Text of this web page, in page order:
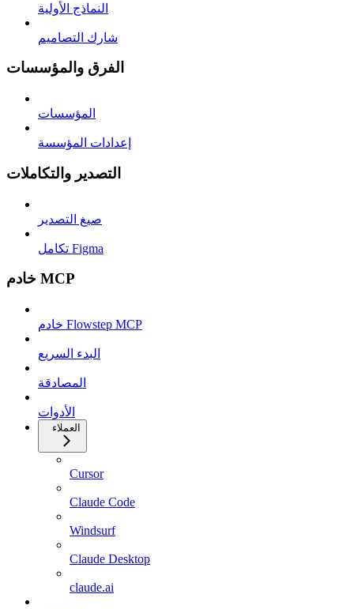
النماذج الأولية
شارك التصاميم
الفرق والمؤسسات
المؤسسات
إعدادات المؤسسة
التصدير والتكاملات
صيغ التصدير
تكامل Figma
خادم MCP
خادم Flowstep MCP
البدء السريع
المصادقة
الأدوات
العملاء
Cursor
Claude Code
Windsurf
Claude Desktop
claude.ai